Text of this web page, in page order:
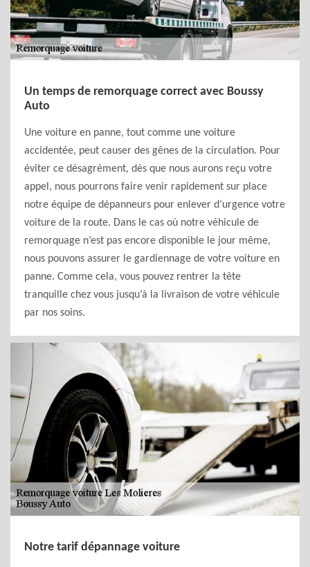
Un temps de remorquage correct avec Boussy
Auto
Une voiture en panne, tout comme une voiture
accidentée, peut causer des gênes de la circulation. Pour
éviter ce désagrément, dès que nous aurons reçu votre
appel, nous pourrons faire venir rapidement sur place
notre équipe de dépanneurs pour enlever d’urgence votre
voiture de la route. Dans le cas où notre véhicule de
remorquage n’est pas encore disponible le jour même,
nous pouvons assurer le gardiennage de votre voiture en
panne. Comme cela, vous pouvez rentrer la tête
tranquille chez vous jusqu’à la livraison de votre véhicule
par nos soins.
Notre tarif dépannage voiture